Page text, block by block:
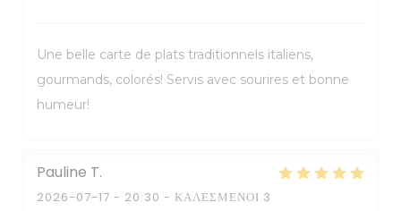
Une belle carte de plats traditionnels italiens,
gourmands, colorés! Servis avec sourires et bonne
humeur!
Pauline T
2026-07-17 - 20:30 - ΚΑΛΕΣΜΈΝΟΙ 3